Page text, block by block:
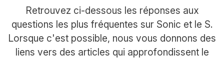
Retrouvez ci-dessous les réponses aux
questions les plus fréquentes sur Sonic et le S.
Lorsque c'est possible, nous vous donnons des
liens vers des articles qui approfondissent le